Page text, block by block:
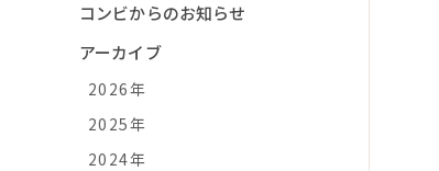
コンビからのお知らせ
アーカイブ
2026年
2025年
2024年